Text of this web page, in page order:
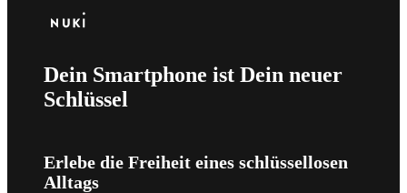
Dein Smartphone ist Dein neuer
Schlüssel
Erlebe die Freiheit eines schlüssellosen
Alltags